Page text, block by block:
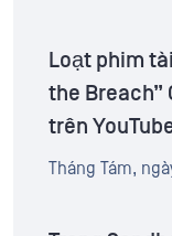
Loạt phim
the Breach”
trên
Tháng Tám,